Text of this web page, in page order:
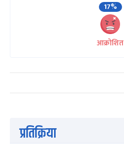
17%
आक्रोशित
प्रतिक्रिया